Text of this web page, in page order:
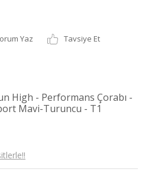
Yaz
Tavsiye Et
High - Performans Çorabı -
Mavi-Turuncu - T1